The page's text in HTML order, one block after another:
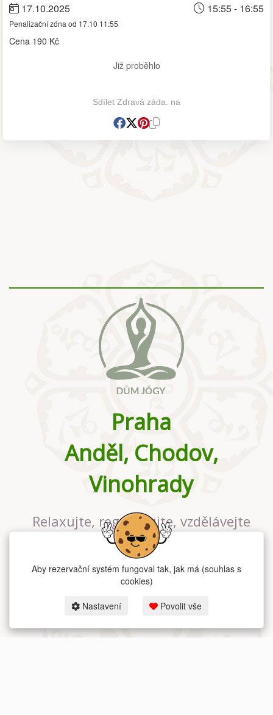
17.10.2025 15:55 - 16:55
Penalizační zóna od 17.10 11:55
Cena 190 Kč
Již proběhlo
Sdílet Zdravá záda. na
Praha
Anděl, Chodov,
Vinohrady
Relaxujte, regenerujte, vzdělávejte
se v největším jógovém studiu v
Praze
Aby rezervační systém fungoval tak, jak má (souhlas s
cookies)
Nastavení Povolit vše